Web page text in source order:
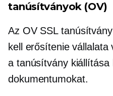
tanúsítványok (OV)
Az OV SSL
kell erősítenie
a tanúsítvány kiállítása
dokumentumokat.